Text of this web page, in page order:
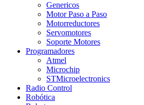
Genericos
Motor Paso a Paso
Motorreductores
Servomotores
Soporte Motores
Programadores
Atmel
Microchip
STMicroelectronics
Radio Control
Robótica